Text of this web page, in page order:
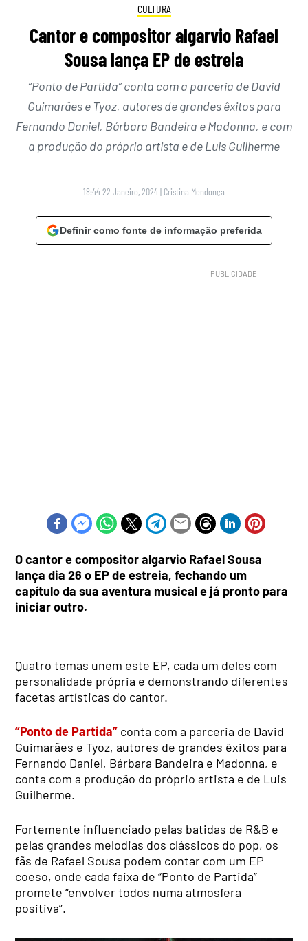
CULTURA
Cantor e compositor algarvio Rafael
Sousa lança EP de estreia
“Ponto de Partida” conta com a parceria de David
Guimarães e Tyoz, autores de grandes êxitos para
Fernando Daniel, Bárbara Bandeira e Madonna, e com
a produção do próprio artista e de Luis Guilherme
18:44 22 Janeiro, 2024| Cristina Mendonça
Definir como fonte de informação preferida
O cantor e compositor algarvio Rafael Sousa
lança dia 26 o EP de estreia, fechando um
capítulo da sua aventura musical e já pronto para
iniciar outro.
Quatro temas unem este EP, cada um deles com
personalidade própria e demonstrando diferentes
facetas artísticas do cantor.
“Ponto de Partida” conta com a parceria de David
Guimarães e Tyoz, autores de grandes êxitos para
Fernando Daniel, Bárbara Bandeira e Madonna, e
conta com a produção do próprio artista e de Luis
Guilherme.
Fortemente influenciado pelas batidas de R&B e
pelas grandes melodias dos clássicos do pop, os
fãs de Rafael Sousa podem contar com um EP
coeso, onde cada faixa de “Ponto de Partida”
promete “envolver todos numa atmosfera
positiva”.